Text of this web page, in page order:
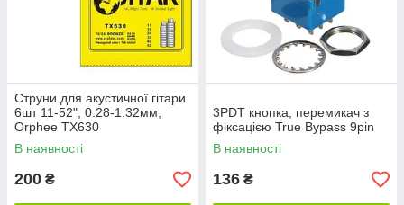
Струни для акустичної гітари
6шт 11-52", 0.28-1.32мм,
Orphee TX630
В наявності
200 ₴
3PDT кнопка, перемикач з
фіксацією True Bypass 9pin
В наявності
136 ₴